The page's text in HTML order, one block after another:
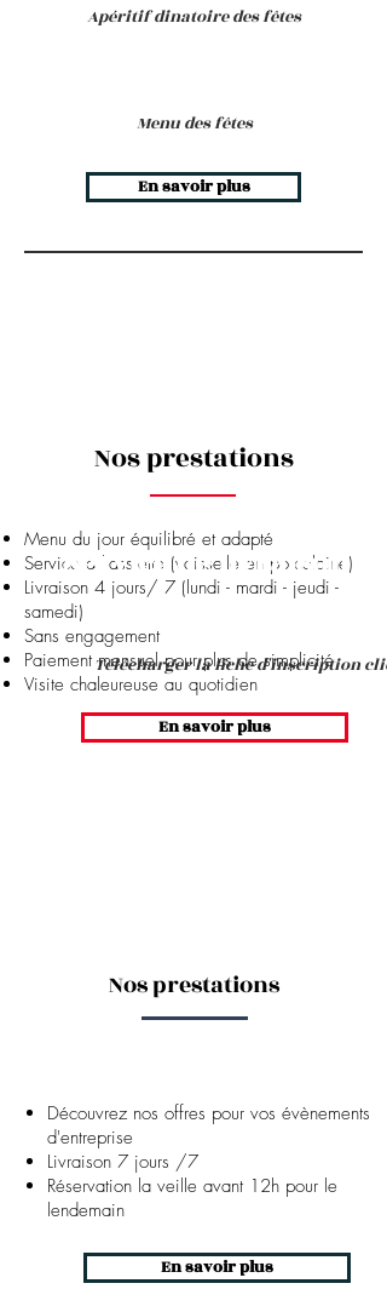
Apéritif dinatoire des fêtes
Menu des fêtes
En savoir plus
Nos prestations
Menu du jour équilibré et adapté
Service à l'assiette (vaisselle en porcelaine)
Livraison 4 jours/ 7 (lundi - mardi - jeudi -
samedi)
Sans engagement
Paiement mensuel pour plus de simplicité
Visite chaleureuse au quotidien
Service de livraison à
domicile
Télécharger la fiche d'inscription
En savoir plus
Nos prestations
Découvrez nos offres pour vos évènements
d'entreprise
Livraison 7 jours /7
Réservation la veille avant 12h pour le
lendemain
En savoir plus